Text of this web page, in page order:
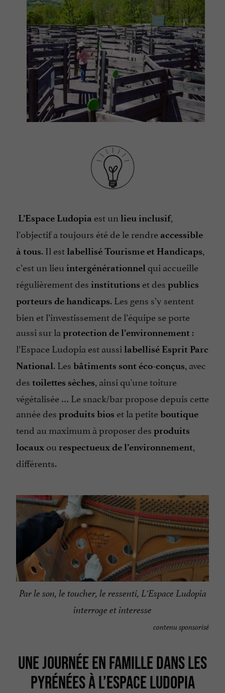
L’Espace Ludopia est un lieu inclusif,
l’objectif a toujours été de le rendre accessible
à tous. Il estlabellisé Tourisme et Handicaps,
c’est un lieu intergénérationnel qui accueille
régulièrement des institutions et des publics
porteurs de handicaps. Les gens s’y sentent
bien et l’investissement de l’équipe se porte
aussi sur la protection de l’environnement :
l’Espace Ludopia est aussi labellisé Esprit Parc
National. Les bâtiments sont éco-conçus, avec
des toilettes sèches, ainsi qu'une toiture
végétalisée … Le snack/bar propose depuis cette
année des produits bios et la petiteboutique
tend au maximum à proposer des produits
locaux ou respectueux de l’environnement,
différents.
Par le son, le toucher, le ressenti, L'Espace Ludopia
interroge et interesse
contenu sponsorisé
UNE JOURNÉE EN FAMILLE DANS LES
PYRÉNÉES À L’ESPACE LUDOPIA